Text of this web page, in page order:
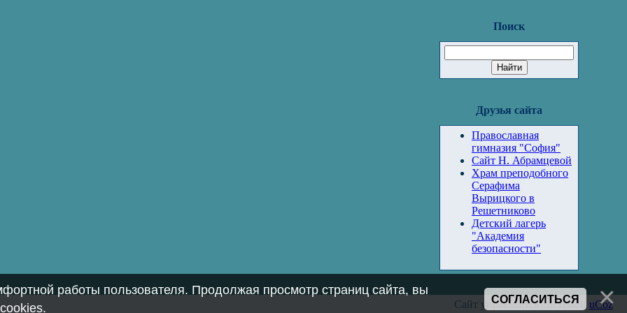
Поиск
Друзья сайта
Православная
гимназия "София"
Сайт Н. Абрамцевой
Храм преподобного
Серафима
Вырицкого в
Решетниково
Детский лагерь
"Академия
безопасности"
Сайт управляется системой uCoz
работы пользователя. Продолжая просмотр страниц сайта, вы
.
СОГЛАСИТЬСЯ